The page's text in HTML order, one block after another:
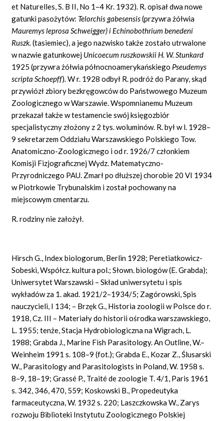
et Naturelles, S. B II, No 1–4 Kr. 1932). R.opisał dwa nowe
gatunki pasożytów: Telorchis gabesensis(przywra żółwia
MauremysleprosaSchweigger) i Echinobothrium benedeni
Ruszk.(tasiemiec), a jego nazwisko także zostało utrwalone
w nazwie gatunkowej Unicoecum ruszkowskii H. W. Stunkard
1925 (przywra żółwia północnoamerykańskiego Pseudemys
scriptaSchoepff).W r. 1928 odbył R. podróż do Parany, skąd
przywiózł zbiory bezkręgowców do Państwowego Muzeum
Zoologicznego w Warszawie. Wspomnianemu Muzeum
przekazał także w testamencie swój księgozbiór
specjalistyczny złożony z 2 tys. woluminów. R. był w l. 1928–
9 sekretarzem Oddziału Warszawskiego Polskiego Tow.
Anatomiczno-Zoologicznego i od r. 1926/7 członkiem
Komisji Fizjograficznej Wydz. Matematyczno-
Przyrodniczego PAU. Zmarł po dłuższej chorobie 20 VI 1934
w Piotrkowie Trybunalskim i został pochowany na
miejscowym cmentarzu.
R. rodziny nie założył.
HirschG., Indexbiologorum, Berlin 1928; Peretiatkowicz-
Sobeski, Współcz. kultura pol.; Słown. biologów (E. Grabda);
Uniwersytet Warszawski – Skład uniwersytetu i spis
wykładów za 1. akad. 1921/2–1934/5; Zagórowski, Spis
nauczycieli, I 134; – Brzęk G., Historia zoologii w Polsce do r.
1918, Cz. III – Materiały do historii ośrodka warszawskiego,
L. 1955; tenże, Stacja Hydrobiologiczna na Wigrach, L.
1988; Grabda J., Marine Fish Parasitology. An Outline, W.–
Weinheim 1991s. 108–9 (fot.); Grabda E., Kozar Z., Ślusarski
W., Parasitology and Parasitologists in Poland, W. 1958 s.
8–9, 18–19;Grassé P., Traité de zoologie T.4/1, Paris 1961
s. 342, 346, 470, 559; Koskowski B., Propedeutyka
farmaceutyczna, W. 1932s. 220; Laszczkowska W., Zarys
rozwoju Biblioteki Instytutu Zoologicznego Polskiej